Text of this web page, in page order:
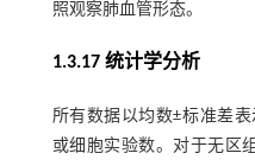
照观察肺血管形态。
1.3.17 统计学分析
所有数据以均数±标准差表
或细胞实验数。对于无区